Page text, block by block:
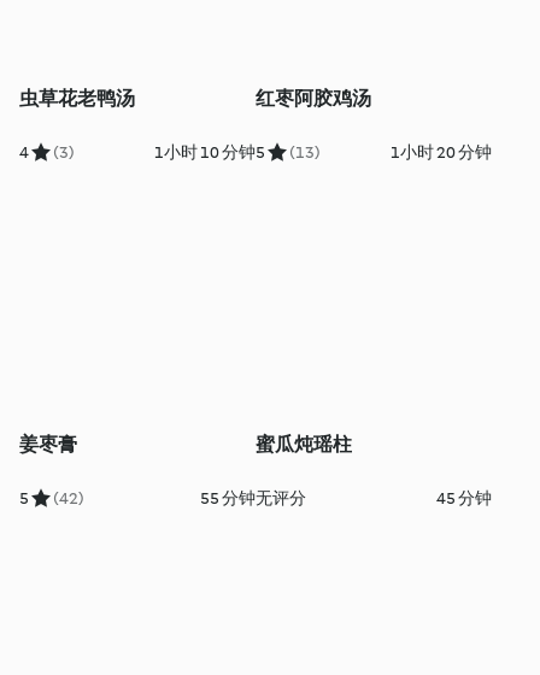
虫草花老鸭汤
4 (3) 1小时 10 分钟
红枣阿胶鸡汤
5 (13) 1小时 20 分钟
姜枣膏
5 (42) 55 分钟
蜜瓜炖瑶柱
无评分 45 分钟